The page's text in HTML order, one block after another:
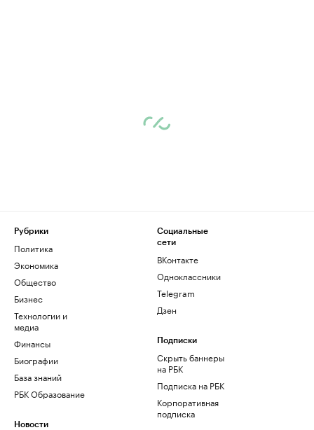
Рубрики
Политика
Экономика
Общество
Бизнес
Технологии и
медиа
Финансы
Биографии
База знаний
РБК Образование
Новости
Социальные
сети
ВКонтакте
Одноклассники
Telegram
Дзен
Подписки
Скрыть баннеры
на РБК
Подписка на РБК
Корпоративная
подписка